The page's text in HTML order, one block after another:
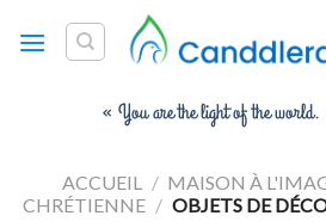
« You are the light of the world.
ACCUEIL / MAISON À
CHRÉTIENNE / OBJETS DE